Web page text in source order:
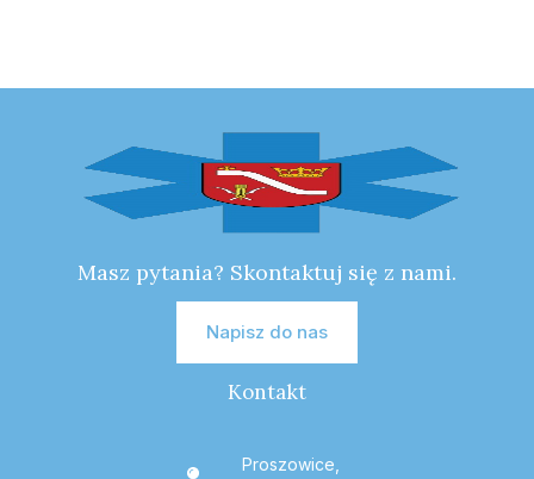
Masz pytania? Skontaktuj się z nami.
Napisz do nas
Kontakt
Proszowice,